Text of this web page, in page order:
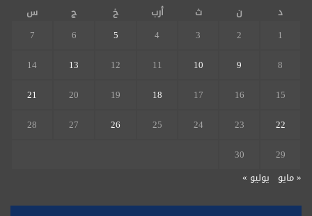
د
ن ث أرب خ ج
س
1
2
3
4
5
6
7
8
9
10
11
12
13
14
15
16
17
18
19
20
21
22
23
24
25
26
27
28
29
30
« مايو يوليو »